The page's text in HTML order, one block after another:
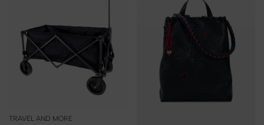
TRAVEL AND MORE